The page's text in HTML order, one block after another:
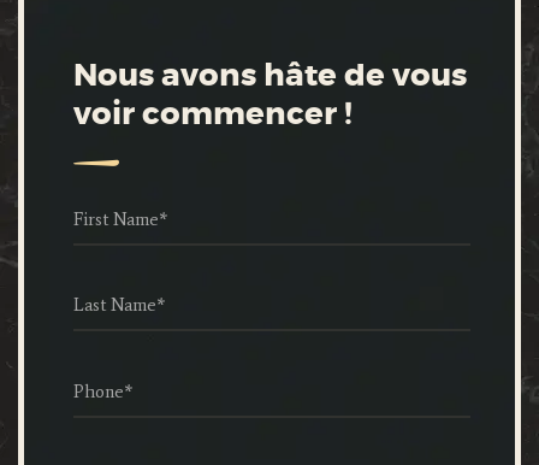
Nous avons hâte de vous
voir commencer !